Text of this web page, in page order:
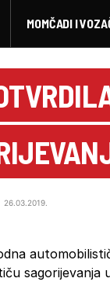
MOMČADI I
26.03.2019.
sagorijevanja